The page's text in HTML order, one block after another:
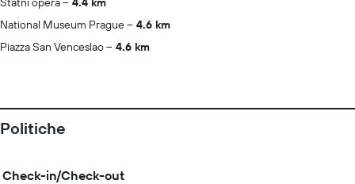
National Museum Prague
4.6 km
Piazza San Venceslao
4.6 km
Politiche
Check-in/Check-out